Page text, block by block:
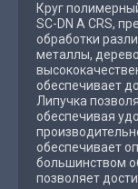
Круг
SC-DN A CRS,
обработки
металлы,
обеспечивает
Липучка
обеспечивая
обеспечивает
большинством
позволяет